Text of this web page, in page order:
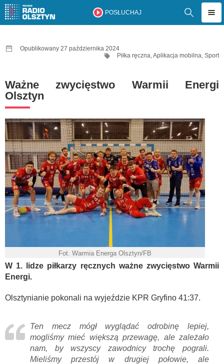
POSŁUCHAJ
Opublikowany 27 października 2024
Piłka ręczna,Aplikacja mobilna, Sport
Ważne zwycięstwo Warmii Energi
Olsztyn
Fot. Warmia Energa Olsztyn/FB
W 1. lidze piłkarzy ręcznych ważne zwycięstwo Warmii
Energi.
Olsztynianie pokonali na wyjeździe KPR Gryfino 41:37.
Ten mecz mógł wyglądać odrobinę lepiej,
mogliśmy mieć większą przewagę, ale zależało
nam, by wszyscy zawodnicy trochę pograli.
Mieliśmy przestój w drugiej połowie, ale